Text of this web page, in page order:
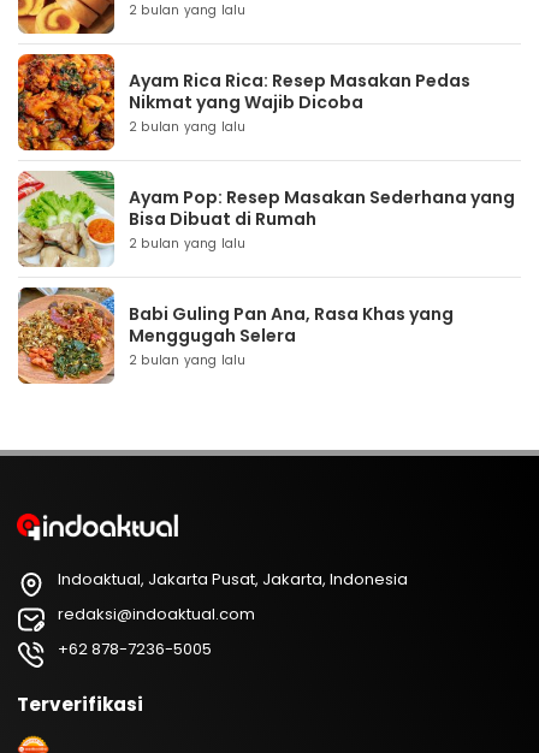
2 bulan yang lalu
Ayam Rica Rica: Resep Masakan Pedas
Nikmat yang Wajib Dicoba
2 bulan yang lalu
Ayam Pop: Resep Masakan Sederhana yang
Bisa Dibuat di Rumah
2 bulan yang lalu
Babi Guling Pan Ana, Rasa Khas yang
Menggugah Selera
2 bulan yang lalu
Indoaktual, Jakarta Pusat, Jakarta, Indonesia
redaksi@indoaktual.com
+62 878-7236-5005
Terverifikasi